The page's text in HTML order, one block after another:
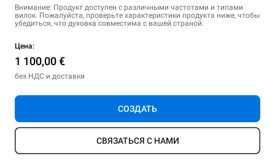
Внимание: Продукт доступен с различными частотами и типами
вилок. Пожалуйста, проверьте характеристики продукта ниже, чтобы
убедиться, что духовка совместима с вашей страной.
Цена:
1 100,00 €
без НДС и доставки
СОЗДАТЬ
СВЯЗАТЬСЯ С НАМИ